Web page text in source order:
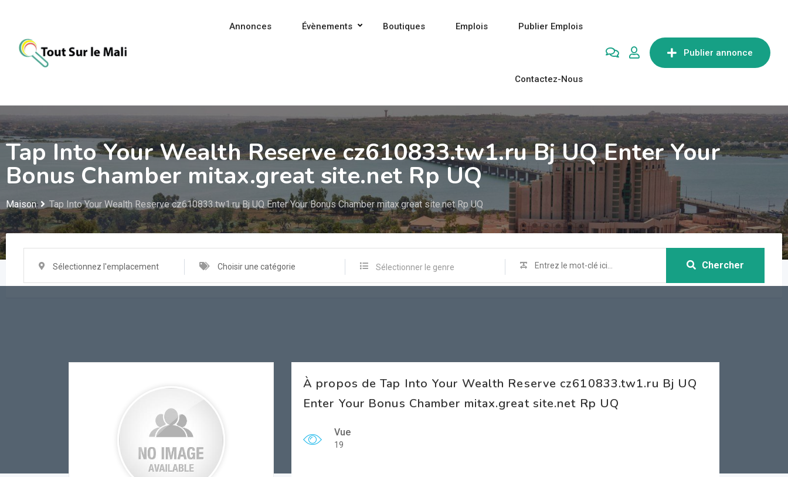
contenu
Publier annonce
Annonces Évènements Boutiques Emplois Publier Emplois
Contactez-Nous
Tap Into Your Wealth Reserve cz610833.tw1.ru Bj UQ Enter Your
Bonus Chamber mitax.great site.net Rp UQ
Maison Tap Into Your Wealth Reserve cz610833.tw1.ru Bj UQ Enter Your Bonus Chamber mitax.great site.net Rp UQ
Sélectionnez l'emplacement Choisir une catégorie Sélectionner le genre Chercher
À propos de Tap Into Your Wealth Reserve cz610833.tw1.ru Bj UQ
Enter Your Bonus Chamber mitax.great site.net Rp UQ
Vue
19